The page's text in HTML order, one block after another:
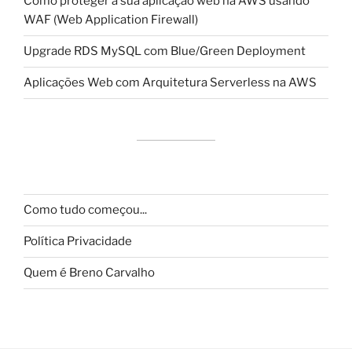
WAF (Web Application Firewall)
Upgrade RDS MySQL com Blue/Green Deployment
Aplicações Web com Arquitetura Serverless na AWS
Como tudo começou...
Política Privacidade
Quem é Breno Carvalho